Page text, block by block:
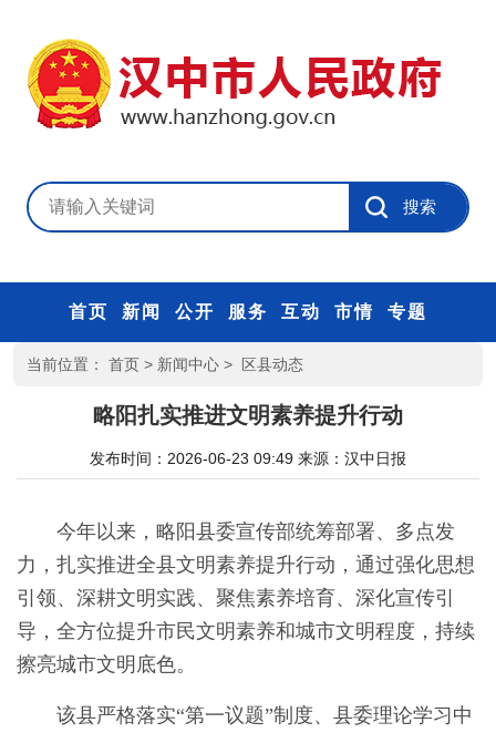
首页 新闻 公开 服务 互动 市情 专题
当前位置： 首页 > 新闻中心 > 区县动态
略阳扎实推进文明素养提升行动
发布时间：2026-06-23 09:49 来源： 汉中日报
今年以来，略阳县委宣传部统筹部署、多点发
力，扎实推进全县文明素养提升行动，通过强化思想
引领、深耕文明实践、聚焦素养培育、深化宣传引
导，全方位提升市民文明素养和城市文明程度，持续
擦亮城市文明底色。
该县严格落实“第一议题”制度、县委理论学习中